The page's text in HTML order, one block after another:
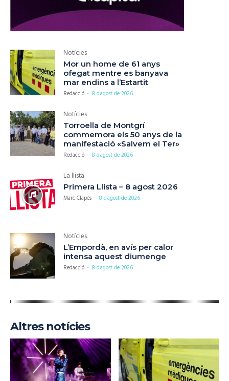
Notícies
Mor un home de 61 anys
ofegat mentre es banyava
mar endins a l’Estartit
Redacció - 8 d'agost de 2026
Notícies
Torroella de Montgrí
commemora els 50 anys de la
manifestació «Salvem el Ter»
Redacció - 8 d'agost de 2026
La llista
Primera Llista – 8 agost 2026
Marc Clapés - 8 d'agost de 2026
Notícies
L’Empordà, en avís per calor
intensa aquest diumenge
Redacció - 8 d'agost de 2026
Altres notícies